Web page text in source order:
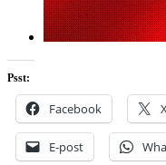
Psst:
Facebook
E-post